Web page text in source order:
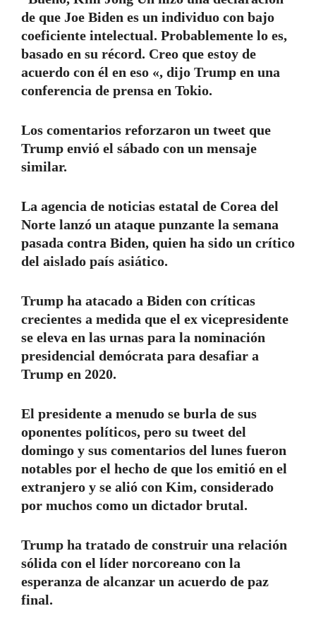
de que Joe Biden es un individuo con bajo
coeficiente intelectual. Probablemente lo es,
basado en su récord. Creo que estoy de
acuerdo con él en eso «, dijo Trump en una
conferencia de prensa en Tokio.
Los comentarios reforzaron un tweet que
Trump envió el sábado con un mensaje
similar.
La agencia de noticias estatal de Corea del
Norte lanzó un ataque punzante la semana
pasada contra Biden, quien ha sido un crítico
del aislado país asiático.
Trump ha atacado a Biden con críticas
crecientes a medida que el ex vicepresidente
se eleva en las urnas para la nominación
presidencial demócrata para desafiar a
Trump en 2020.
El presidente a menudo se burla de sus
oponentes políticos, pero su tweet del
domingo y sus comentarios del lunes fueron
notables por el hecho de que los emitió en el
extranjero y se alió con Kim, considerado
por muchos como un dictador brutal.
Trump ha tratado de construir una relación
sólida con el líder norcoreano con la
esperanza de alcanzar un acuerdo de paz
final.